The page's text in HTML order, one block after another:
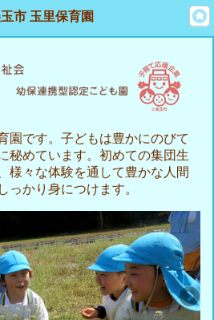
市 玉里保育園
園です。子どもは豊かにのびて
秘めています。初めての集団生
様々な体験を通して豊かな人間
っかり身につけます。